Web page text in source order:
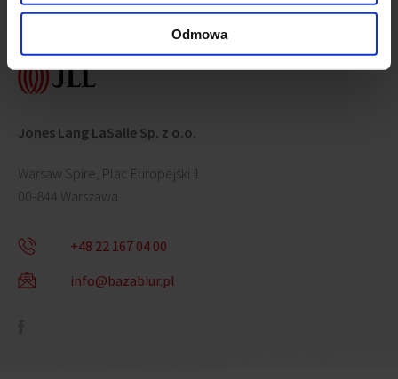
Odmowa
Skontaktuj się z nami
Jones Lang LaSalle Sp. z o.o.
Warsaw Spire, Plac Europejski 1
00-844 Warszawa
+48 22 167 04 00
info@bazabiur.pl